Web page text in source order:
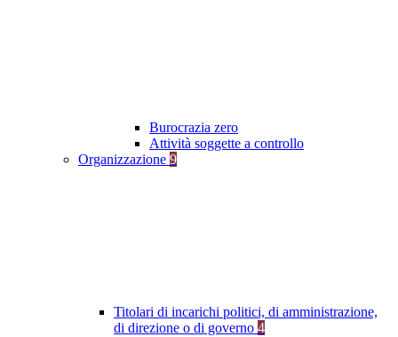
Burocrazia zero
Attività soggette a controllo
Organizzazione 9
Titolari di incarichi politici, di amministrazione,
di direzione o di governo 4